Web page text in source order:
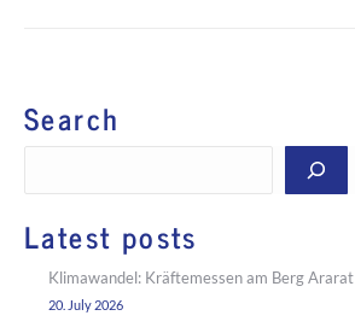
Search
Latest posts
Klimawandel: Kräftemessen am Berg Ararat
20. July 2026